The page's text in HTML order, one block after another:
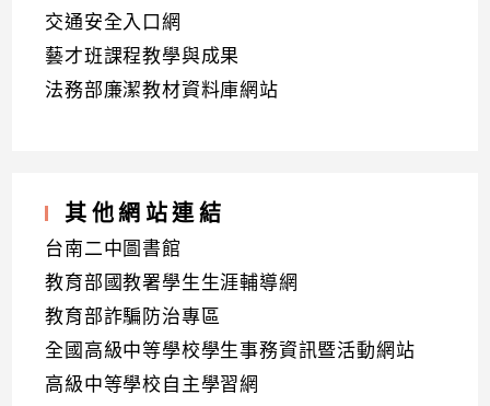
交通安全入口網
藝才班課程教學與成果
法務部廉潔教材資料庫網站
其他網站連結
台南二中圖書館
教育部國教署學生生涯輔導網
教育部詐騙防治專區
全國高級中等學校學生事務資訊暨活動網站
高級中等學校自主學習網